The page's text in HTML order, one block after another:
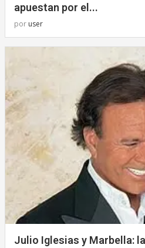
apuestan por el...
por user
Julio Iglesias y Marbella: